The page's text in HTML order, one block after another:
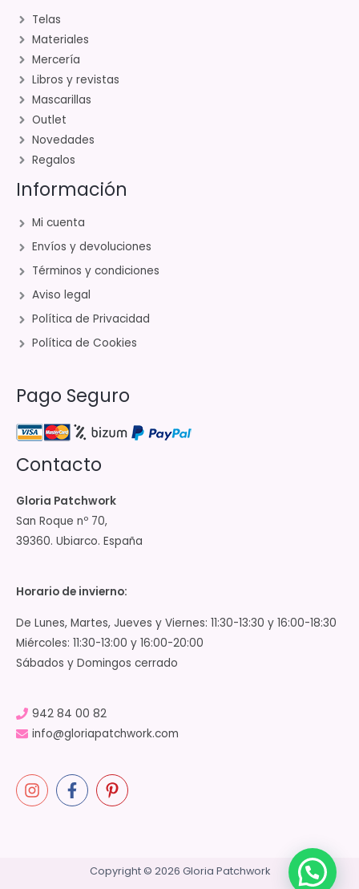
Telas
Materiales
Mercería
Libros y revistas
Mascarillas
Outlet
Novedades
Regalos
Información
Mi cuenta
Envíos y devoluciones
Términos y condiciones
Aviso legal
Política de Privacidad
Política de Cookies
Pago Seguro
Contacto
Gloria Patchwork
San Roque nº 70,
39360. Ubiarco. España
Horario de invierno:
De Lunes, Martes, Jueves y Viernes: 11:30-13:30 y 16:00-18:30
Miércoles: 11:30-13:00 y 16:00-20:00
Sábados y Domingos cerrado
942 84 00 82
info@gloriapatchwork.com
Copyright © 2026 Gloria Patchwork